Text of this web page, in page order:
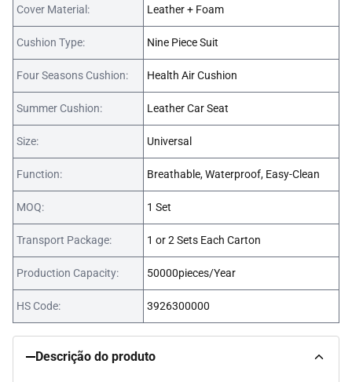
Cover Material: Leather + Foam
Cushion Type: Nine Piece Suit
Four Seasons Cushion: Health Air Cushion
Summer Cushion: Leather Car Seat
Size: Universal
Function: Breathable, Waterproof, Easy-Clean
MOQ: 1 Set
Transport Package: 1 or 2 Sets Each Carton
Production Capacity: 50000pieces/Year
HS Code: 3926300000
Descrição do produto